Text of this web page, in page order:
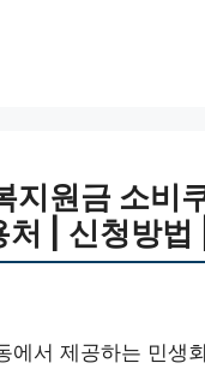
지원금 소비
처 | 신청방
에서 제공하는 민생